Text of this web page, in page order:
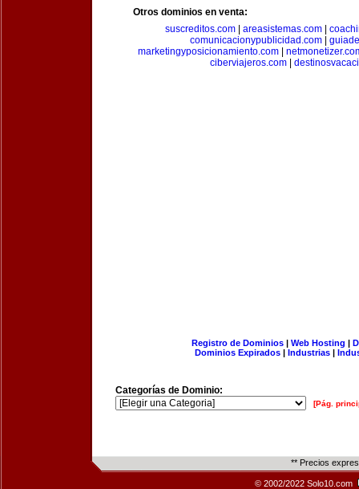
Otros dominios en venta:
suscreditos.com
areasistemas.com
comunicacionypublicidad.com
marketingyposicionamiento.com|
ciberviajeros.com|
Registro de Dominios| Web Hosting |
Dominios Expirados | Industrias |
Categorías de Dominio:
[Pág.
** Precios
© 2002/2022 Solo10.com